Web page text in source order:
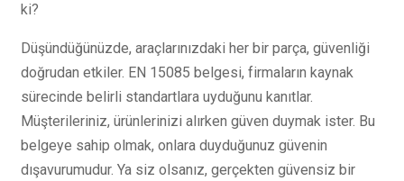
ki?
Düşündüğünüzde, araçlarınızdaki her bir parça, güvenliği
doğrudan etkiler. EN 15085 belgesi, firmaların kaynak
sürecinde belirli standartlara uyduğunu kanıtlar.
Müşterileriniz, ürünlerinizi alırken güven duymak ister. Bu
belgeye sahip olmak, onlara duyduğunuz güvenin
dışavurumudur. Ya siz olsanız, gerçekten güvensiz bir